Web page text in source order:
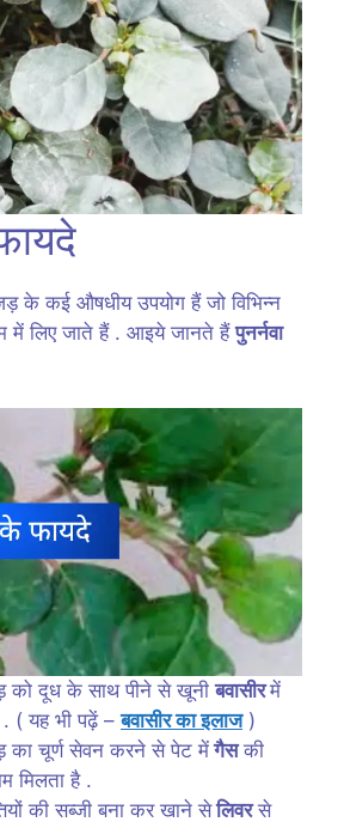
जड़ के कई औषधीय उपयोग हैं जो विभिन्न
में लिए जाते हैं . आइये जानते हैंपुनर्नवा
को दूध के साथ पीने से खूनीबवासीरमें
. ( यह भी पढ़ें –बवासीर का इलाज)
का चूर्ण सेवन करने से पेट मेंगैसकी
मिलता है .
की सब्जी बना कर खाने सेलिवरसे